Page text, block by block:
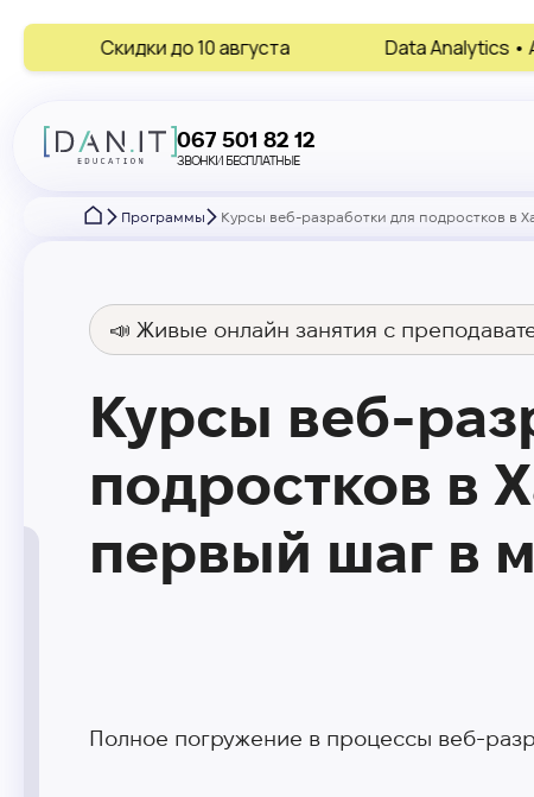
Data Analytics • AI • Digital Marketing •
067 501 82 12
ЗВОНКИ БЕСПЛАТНЫЕ
Программы Курсы веб-разработки для подростков в
📣 Живые онлайн занятия с
Курсы веб-
подростков в
первый шаг в
Полное погружение в процессы веб-